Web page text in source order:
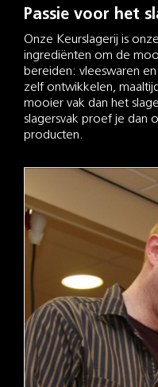
Passie voor het
Onze Keurslagerij is
ingrediënten om de
bereiden: vleeswaren
zelf ontwikkelen,
mooier vak dan het
slagersvak proef je dan
producten.